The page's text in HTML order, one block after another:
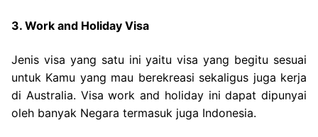
3. Work and Holiday Visa
Jenis visa yang satu ini yaitu visa yang begitu sesuai
untuk Kamu yang mau berekreasi sekaligus juga kerja
di Australia. Visa work and holiday ini dapat dipunyai
oleh banyak Negara termasuk juga Indonesia.